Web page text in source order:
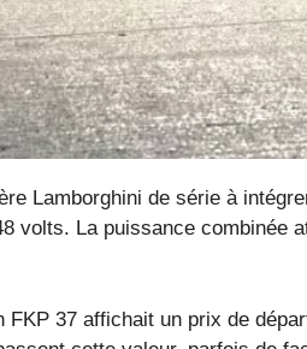
Lamborghini de série à
volts. La puissance combinée
37 affichait un prix de